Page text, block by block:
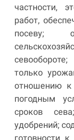
частности,
работ,
посеву;
только
отношению к
погодным
сроков
удобрений;
готовности